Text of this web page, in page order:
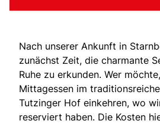
Nach unserer Ankunft in
zunächst Zeit, die charmante
Ruhe zu erkunden. Wer
Mittagessen im
Tutzinger Hof einkehren, wo
reserviert haben. Die Kosten